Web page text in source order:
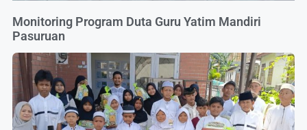
Monitoring Program Duta Guru Yatim Mandiri
Pasuruan